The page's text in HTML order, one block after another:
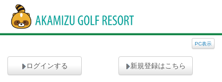
PC表示
ログインする 新規登録はこちら